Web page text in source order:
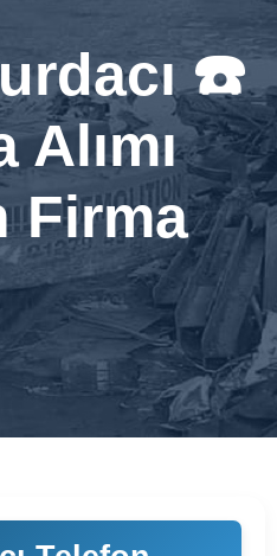
☎️
Alımı
Firma